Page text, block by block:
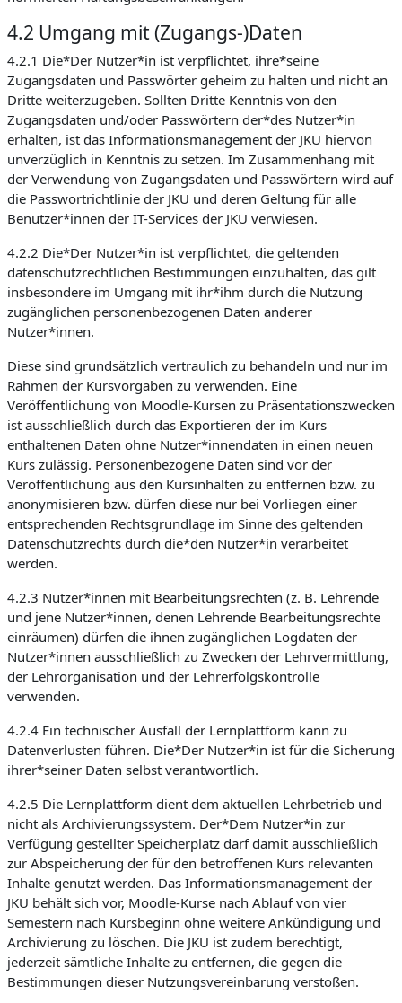
4.2 Umgang mit (Zugangs-)Daten
4.2.1 Die*Der Nutzer*in ist verpflichtet, ihre*seine
Zugangsdaten und Passwörter geheim zu halten und nicht an
Dritte weiterzugeben. Sollten Dritte Kenntnis von den
Zugangsdaten und/oder Passwörtern der*des Nutzer*in
erhalten, ist das Informationsmanagement der JKU hiervon
unverzüglich in Kenntnis zu setzen. Im Zusammenhang mit
der Verwendung von Zugangsdaten und Passwörtern wird auf
die Passwortrichtlinie der JKU und deren Geltung für alle
Benutzer*innen der IT-Services der JKU verwiesen.
4.2.2 Die*Der Nutzer*in ist verpflichtet, die geltenden
datenschutzrechtlichen Bestimmungen einzuhalten, das gilt
insbesondere im Umgang mit ihr*ihm durch die Nutzung
zugänglichen personenbezogenen Daten anderer
Nutzer*innen.
Diese sind grundsätzlich vertraulich zu behandeln und nur im
Rahmen der Kursvorgaben zu verwenden. Eine
Veröffentlichung von Moodle-Kursen zu Präsentationszwecken
ist ausschließlich durch das Exportieren der im Kurs
enthaltenen Daten ohne Nutzer*innendaten in einen neuen
Kurs zulässig. Personenbezogene Daten sind vor der
Veröffentlichung aus den Kursinhalten zu entfernen bzw. zu
anonymisieren bzw. dürfen diese nur bei Vorliegen einer
entsprechenden Rechtsgrundlage im Sinne des geltenden
Datenschutzrechts durch die*den Nutzer*in verarbeitet
werden.
4.2.3 Nutzer*innen mit Bearbeitungsrechten (z. B. Lehrende
und jene Nutzer*innen, denen Lehrende Bearbeitungsrechte
einräumen) dürfen die ihnen zugänglichen Logdaten der
Nutzer*innen ausschließlich zu Zwecken der Lehrvermittlung,
der Lehrorganisation und der Lehrerfolgskontrolle
verwenden.
4.2.4 Ein technischer Ausfall der Lernplattform kann zu
Datenverlusten führen. Die*Der Nutzer*in ist für die Sicherung
ihrer*seiner Daten selbst verantwortlich.
4.2.5 Die Lernplattform dient dem aktuellen Lehrbetrieb und
nicht als Archivierungssystem. Der*Dem Nutzer*in zur
Verfügung gestellter Speicherplatz darf damit ausschließlich
zur Abspeicherung der für den betroffenen Kurs relevanten
Inhalte genutzt werden. Das Informationsmanagement der
JKU behält sich vor, Moodle-Kurse nach Ablauf von vier
Semestern nach Kursbeginn ohne weitere Ankündigung und
Archivierung zu löschen. Die JKU ist zudem berechtigt,
jederzeit sämtliche Inhalte zu entfernen, die gegen die
Bestimmungen dieser Nutzungsvereinbarung verstoßen.